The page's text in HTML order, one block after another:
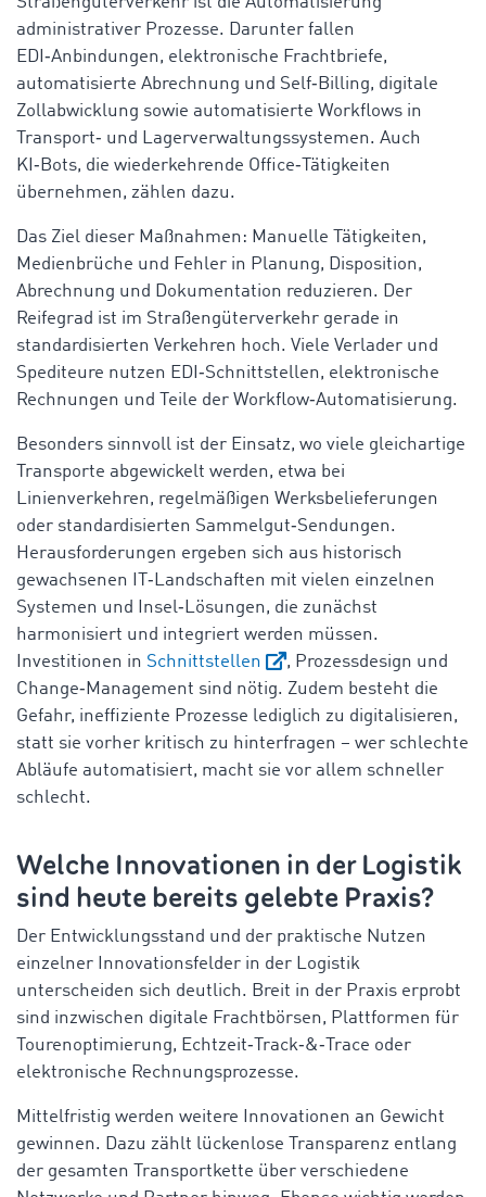
administrativer Prozesse. Darunter fallen
EDI‑Anbindungen, elektronische Frachtbriefe,
automatisierte Abrechnung und Self‑Billing, digitale
Zollabwicklung sowie automatisierte Workflows in
Transport‑ und Lagerverwaltungssystemen. Auch
KI‑Bots, die wiederkehrende Office‑Tätigkeiten
übernehmen, zählen dazu.
Das Ziel dieser Maßnahmen: Manuelle Tätigkeiten,
Medienbrüche und Fehler in Planung, Disposition,
Abrechnung und Dokumentation reduzieren. Der
Reifegrad ist im Straßengüterverkehr gerade in
standardisierten Verkehren hoch. Viele Verlader und
Spediteure nutzen EDI‑Schnittstellen, elektronische
Rechnungen und Teile der Workflow‑Automatisierung.
Besonders sinnvoll ist der Einsatz, wo viele gleichartige
Transporte abgewickelt werden, etwa bei
Linienverkehren, regelmäßigen Werksbelieferungen
oder standardisierten Sammelgut‑Sendungen.
Herausforderungen ergeben sich aus historisch
gewachsenen IT‑Landschaften mit vielen einzelnen
Systemen und Insel‑Lösungen, die zunächst
harmonisiert und integriert werden müssen.
Investitionen in Schnittstellen
, Prozessdesign und
Change‑Management sind nötig. Zudem besteht die
Gefahr, ineffiziente Prozesse lediglich zu digitalisieren,
statt sie vorher kritisch zu hinterfragen – wer schlechte
Abläufe automatisiert, macht sie vor allem schneller
schlecht.
Welche Innovationen in der Logistik
sind heute bereits gelebte Praxis?
Der Entwicklungsstand und der praktische Nutzen
einzelner Innovationsfelder in der Logistik
unterscheiden sich deutlich. Breit in der Praxis erprobt
sind inzwischen digitale Frachtbörsen, Plattformen für
Tourenoptimierung, Echtzeit‑Track‑&‑Trace oder
elektronische Rechnungsprozesse.
Mittelfristig werden weitere Innovationen an Gewicht
gewinnen. Dazu zählt lückenlose Transparenz entlang
der gesamten Transportkette über verschiedene